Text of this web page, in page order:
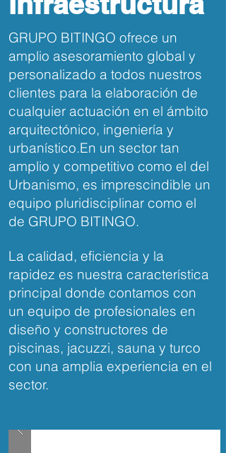
GRUPO BITINGO ofrece un
amplio asesoramiento global y
personalizado a todos nuestros
clientes para la elaboración de
cualquier actuación en el ámbito
arquitectónico, ingeniería y
urbanístico.En un sector tan
amplio y competitivo como el del
Urbanismo, es imprescindible un
equipo pluridisciplinar como el
de GRUPO BITINGO.
La calidad, eficiencia y la
rapidez es nuestra característica
principal donde contamos con
un equipo de profesionales en
diseño y constructores de
piscinas, jacuzzi, sauna y turco
con una amplia experiencia en el
sector.